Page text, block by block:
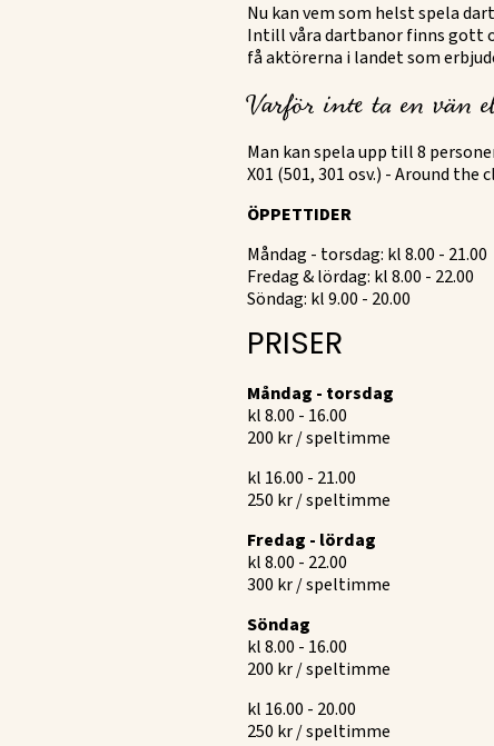
Nu kan vem som helst spela
Intill våra dartbanor finns gott
få aktörerna i landet som
Varför inte ta en vän
Man kan spela upp till 8
X01 (501, 301 osv.) - Around
ÖPPETTIDER
Måndag - torsdag: kl 8.00 - 21.00
Fredag & lördag: kl 8.00 - 22.00
Söndag: kl 9.00 - 20.00
PRISER
Måndag - torsdag
kl 8.00 - 16.00
200 kr / speltimme
kl 16.00 - 21.00
250 kr / speltimme
Fredag - lördag
kl 8.00 - 22.00
300 kr / speltimme
Söndag
kl 8.00 - 16.00
200 kr / speltimme
kl 16.00 - 20.00
250 kr / speltimme